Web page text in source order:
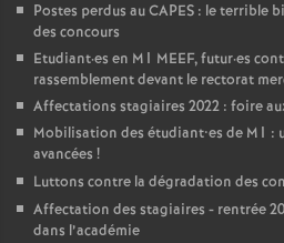
Postes perdus au CAPES : le terrible
des concours
Etudiant·es en M1 MEEF, futur·es
rassemblement devant le rectorat
Affectations stagiaires 2022 : foire
Mobilisation des étudiant•es de M1 :
avancées !
Luttons contre la dégradation des
Affectation des stagiaires - rentrée
dans l’académie